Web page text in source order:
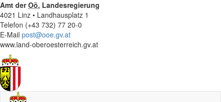
Amt derOö. Landesregierung
4021 Linz • Landhausplatz 1
Telefon (+43 732) 77 20-0
E-Mail post@ooe.gv.at
www.land-oberoesterreich.gv.at